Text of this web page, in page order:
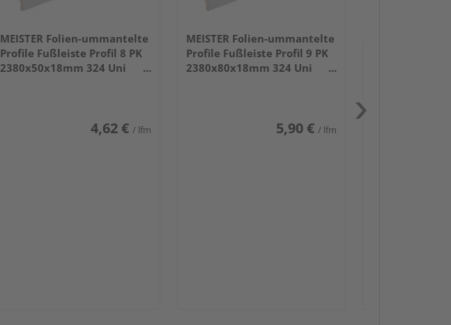
MEISTER Folien-ummantelte
Profile Fußleiste Profil 8 PK
2380x50x18mm 324 Uni
4,62 € / lfm
MEISTER Folien-ummantelte
Profile Fußleiste Profil 9 PK
2380x80x18mm 324 Uni
5,90 € / lfm